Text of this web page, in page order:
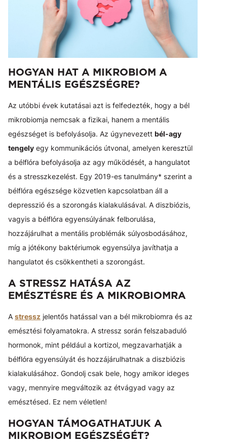
HOGYAN HAT A MIKROBIOM A
MENTÁLIS EGÉSZSÉGRE?
Az utóbbi évek kutatásai azt is felfedezték, hogy a bél
mikrobiomja nemcsak a fizikai, hanem a mentális
egészséget is befolyásolja. Az úgynevezett bél-agy
tengely egy kommunikációs útvonal, amelyen keresztül
a bélflóra befolyásolja az agy működését, a hangulatot
és a stresszkezelést. Egy 2019-es tanulmány* szerint a
bélflóra egészsége közvetlen kapcsolatban áll a
depresszió és a szorongás kialakulásával. A diszbiózis,
vagyis a bélflóra egyensúlyának felborulása,
hozzájárulhat a mentális problémák súlyosbodásához,
míg a jótékony baktériumok egyensúlya javíthatja a
hangulatot és csökkentheti a szorongást.
A STRESSZ HATÁSA AZ
EMÉSZTÉSRE ÉS A MIKROBIOMRA
A stressz jelentős hatással van a bél mikrobiomra és az
emésztési folyamatokra. A stressz során felszabaduló
hormonok, mint például a kortizol, megzavarhatják a
bélflóra egyensúlyát és hozzájárulhatnak a diszbiózis
kialakulásához. Gondolj csak bele, hogy amikor ideges
vagy, mennyire megváltozik az étvágyad vagy az
emésztésed. Ez nem véletlen!
HOGYAN TÁMOGATHATJUK A
MIKROBIOM EGÉSZSÉGÉT?